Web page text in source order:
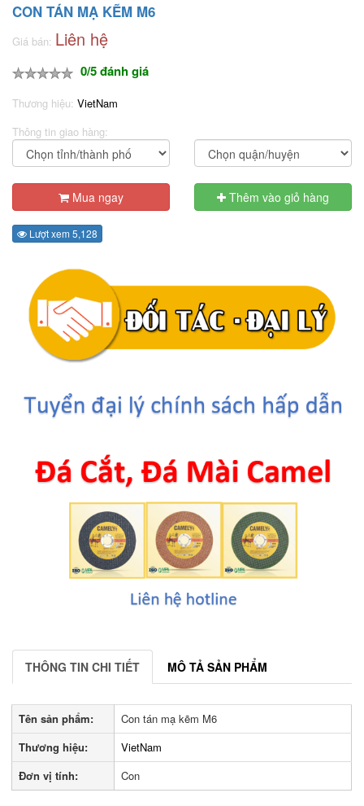
CON TÁN MẠ KẼM M6
Giá bán: Liên hệ
0/5 đánh giá
Thương hiệu: VietNam
Thông tin giao hàng:
Mua ngay Thêm vào giỏ hàng
Lượt xem 5,128
THÔNG TIN CHI TIẾT MÔ TẢ SẢN PHẨM
Tên sản phẩm:
Con tán mạ kẽm M6
Thương hiệu:
VietNam
Đơn vị tính:
Con